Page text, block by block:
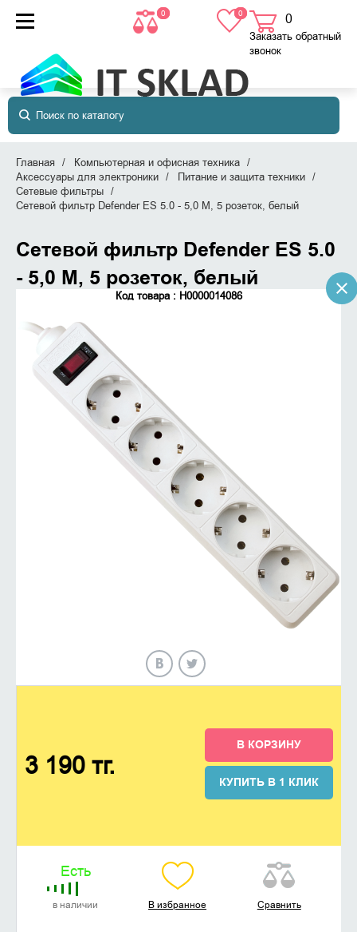
0 0 0
в корзине
Заказать обратный
звонок
Главная
Компьютерная и офисная техника
Аксессуары для электроники
Питание и защита техники
Сетевые фильтры
Сетевой фильтр Defender ES 5.0 - 5,0 М, 5 розеток, белый
Сетевой фильтр Defender ES 5.0
- 5,0 М, 5 розеток, белый
Код товара : Н0000014086
3 190 тг.
В КОРЗИНУ
КУПИТЬ В 1 КЛИК
Есть
в наличии В избранное Сравнить